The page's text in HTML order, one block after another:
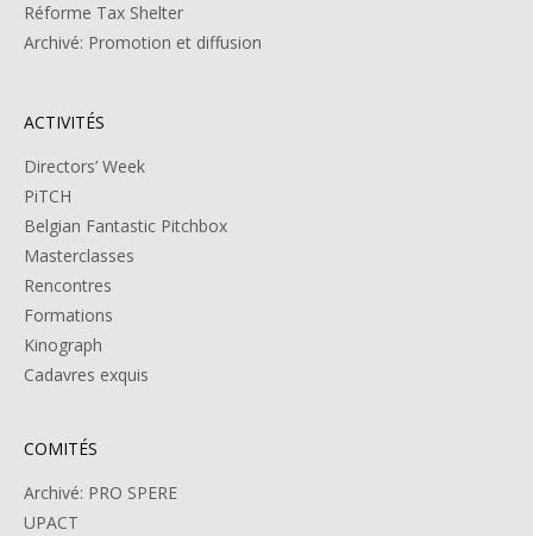
Réforme Tax Shelter
Archivé: Promotion et diffusion
ACTIVITÉS
Directors’ Week
PiTCH
Belgian Fantastic Pitchbox
Masterclasses
Rencontres
Formations
Kinograph
Cadavres exquis
COMITÉS
Archivé: PRO SPERE
UPACT